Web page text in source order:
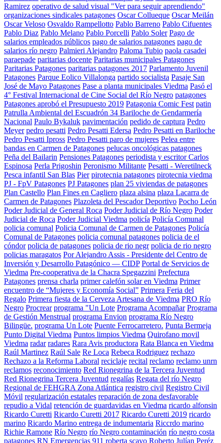
Ramirez operativo de salud visual "Ver para seguir aprendiendo"
organizaciones sindicales patagones Oscar Collueque Oscar Meilán
Oscar Veloso Osvaldo Rampellotto Pablo Barreno Pablo Cifuentes
Pablo Diaz Pablo Melano Pablo Porcelli Pablo Soler Pago de
salarios empleados públicos pago de salarios patagones pago de
salarios río negro Palmieri Alejandro Paloma Tubio paola casadei
paraepade paritarias docente Paritarias municipales Patagones
Paritarias Patagones paritarias patagones 2017 Parlamento Juvenil
Patagones Parque Eolico Villalonga partido socialista Pasaje San
José de Mayo Patagones Pase a planta municipales Viedma Pasó el
4° Festival Internacional de Cine Social del Río Negro patagones
Patagones aprobó el Presupuesto 2019 Patagonia Comic Fest patin
Patrulla Ambiental del Escuadrón 34 Bariloche de Gendarmería
Nacional Paulo Bykaluk pavimentación pedido de captura Pedro
Meyer pedro pesatti Pedro Pesatti Edersa Pedro Pesatti en Bariloche
Pedro Pesatti Ipross Pedro Pesatti paro de mujeres Pelea entre
bandas en Carmen de Patagones pelucas oncológicas patagones
Peña del Bailarin Pensiones Patagones periodista y escritor Carlos
Espinosa Perla Prigoshin Peronismo Militante Pesatti - Weretilneck
Pesca infantil San Blas Pier pirotecnia patagones pirotecnia viedma
PJ - FpV Patagones PJ Patagones plan 25 viviendas de patagones
Plan Castello Plan Fines en Cagliero plaza alsina plaza Lacarra de
Carmen de Patagones Plazoleta del Pescador Deportivo Pocho León
Poder Judicial de General Roca Poder Judicial de Río Negro Poder
Judicial de Roca Poder Judicial Viedma policía Policía Comunal
policia comunal Policia Comunal de Carmen de Patagones Policía
Comunal de Patagones policia comunal patagones policia de el
cóndor policia de patagones policia de rio negr policia de rio negro
policias maragatos Por Alejandro Assis - Presidente del Centro de
Inversión y Desarrollo Patagónico — CIDP Portal de Servicios de
Viedma Pre-cooperativa de la Chacra Spegazzini Prefectura
Patagones prensa charla primer calefón solar en Viedma Primer
encuentro de “Mujeres y Economía Social” Primera Feria del
Regalo Primera fiesta de la Cerveza Artesana de Viedma PRO Río
Negro Procrear programa "Un Lote Programa Acompañar Programa
de Gestión Menstrual programa Envion programa Río Negro
Bilingüe. programa Un Lote Puente Ferrocarretero. Punta Bermeja
Punto Digital Viedma Puntos limpios Viedma Quirofano movil
Viedma radar radares Rara Avis productora Rata Blanca en Viedma
Raúl Martinez Raúl Sale Re Loca Rebeca Rodriguez rechazo
Rechazo a la Reforma Laboral reciclaje recital reclamo reclamo unrn
reclamos reconocimiento Red Rionegrina de la Tercera Juventud
Red Rionegrina Tercera Juventud regalías Regata del río Negro
Regional de FEHGRA Zona Atlántica registro civil Registro Civil
Móvil regularización estatales reparación de zona desfavorable
repudio a Vidal retención de guardavidas en Viedma ricardo alfonsin
Ricardo Curetti Ricardo Curetti 2017 Ricardo Curetti 2019 ricardo
marino Ricardo Marino entrega de indumentaria Riccrdo marino
Richie Ramone Río Negro río Negro contaminación río negro costa
patagones RN Emergencias 911 roberta scavo Roberto Julían Peréz